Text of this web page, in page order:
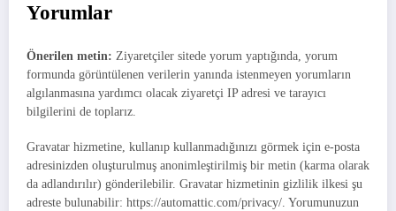
Yorumlar
Önerilen metin: Ziyaretçiler sitede yorum yaptığında, yorum
formunda görüntülenen verilerin yanında istenmeyen yorumların
algılanmasına yardımcı olacak ziyaretçi IP adresi ve tarayıcı
bilgilerini de toplarız.
Gravatar hizmetine, kullanıp kullanmadığınızı görmek için e-posta
adresinizden oluşturulmuş anonimleştirilmiş bir metin (karma olarak
da adlandırılır) gönderilebilir. Gravatar hizmetinin gizlilik ilkesi şu
adreste bulunabilir: https://automattic.com/privacy/. Yorumunuzun